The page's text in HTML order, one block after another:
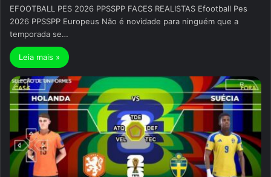
EFOOTBALL PES 2026 PPSSPP FACES REALISTAS Efootball Pes
2026 PPSSPP Europeus Não é novidade para ninguém que a
temporada se…
Leia mais »